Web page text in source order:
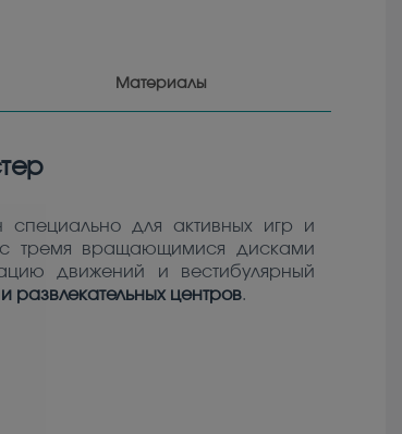
Материалы
специально для активных игр и
с тремя вращающимися дисками
движений и вестибулярный
развлекательных центров.